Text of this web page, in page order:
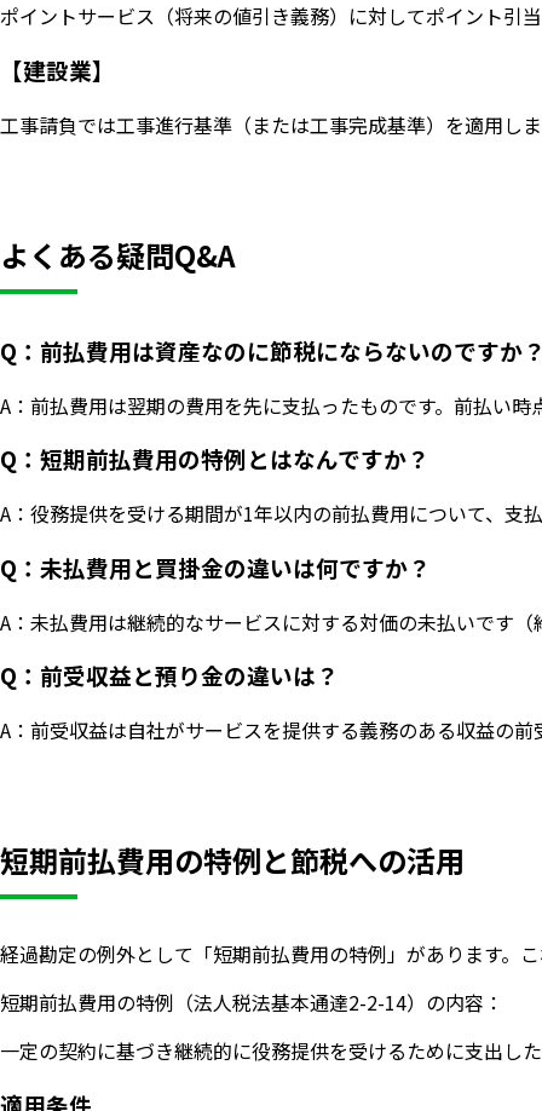
ポイントサービス（将来の値引き義務）に対してポイント引
【建設業】
工事請負では工事進行基準（または工事完成基準）を適用し
よくある疑問Q&A
Q：前払費用は資産なのに節税にならないのですか
A：前払費用は翌期の費用を先に支払ったものです。前払い
Q：短期前払費用の特例とはなんですか？
A：役務提供を受ける期間が1年以内の前払費用について、
Q：未払費用と買掛金の違いは何ですか？
A：未払費用は継続的なサービスに対する対価の未払いです
Q：前受収益と預り金の違いは？
A：前受収益は自社がサービスを提供する義務のある収益の
短期前払費用の特例と節税への活用
経過勘定の例外として「短期前払費用の特例」があります。
短期前払費用の特例（法人税法基本通達2-2-14）の内容：
一定の契約に基づき継続的に役務提供を受けるために支出し
適用条件
いますぐ無料登録